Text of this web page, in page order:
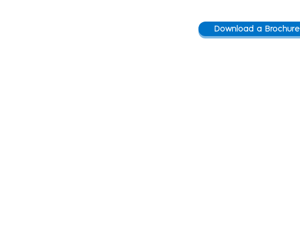
Download a Brochure